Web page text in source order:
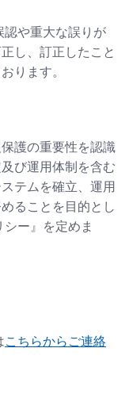
認や重大な誤りが
し、訂正したこと
ります。
護の重要性を認識
び運用体制を含む
テムを確立、運用
ることを目的とし
ー』を定めま
こちらからご連絡